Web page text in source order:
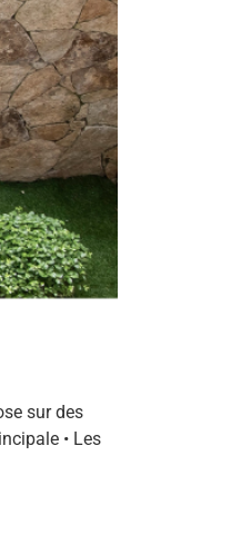
sur des
• Les